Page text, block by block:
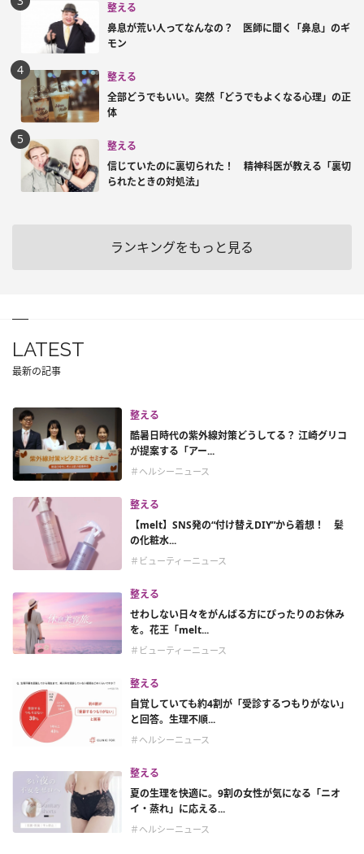
整える
鼻息が荒い人ってなんなの？ 医師に聞く「鼻息」のギ
モン
整える
全部どうでもいい。突然「どうでもよくなる心理」の正
体
整える
信じていたのに裏切られた！ 精神科医が教える「裏切
られたときの対処法」
ランキングをもっと見る
LATEST
最新の記事
整える
酷暑日時代の紫外線対策どうしてる？ 江崎グリコ
が提案する「アー...
＃ヘルシーニュース
整える
【melt】SNS発の“付け替えDIY”から着想！ 髪
の化粧水...
＃ビューティーニュース
整える
せわしない日々をがんばる方にぴったりのお休み
を。花王「melt...
＃ビューティーニュース
整える
自覚していても約4割が「受診するつもりがない」
と回答。生理不順...
＃ヘルシーニュース
整える
夏の生理を快適に。9割の女性が気になる「ニオ
イ・蒸れ」に応える...
＃ヘルシーニュース